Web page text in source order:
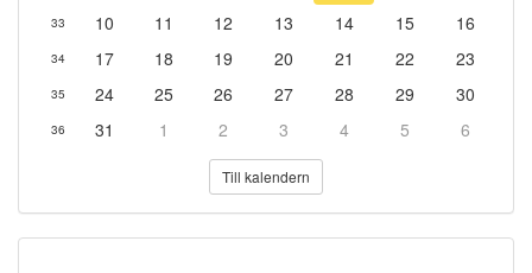
33 10 11 12 13 14 15 16
34 17 18 19 20 21 22 23
35 24 25 26 27 28 29 30
36 31 1 2 3 4 5 6
Till kalendern